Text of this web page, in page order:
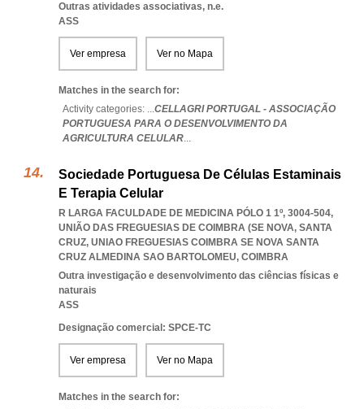
Outras atividades associativas, n.e.
ASS
Ver empresa Ver no Mapa
Matches in the search for:
Activity categories: ...CELLAGRI PORTUGAL - ASSOCIAÇÃO
PORTUGUESA PARA O DESENVOLVIMENTO DA
AGRICULTURA CELULAR...
Sociedade Portuguesa De Células Estaminais
E Terapia Celular
R LARGA FACULDADE DE MEDICINA PÓLO 1 1º, 3004-504,
UNIÃO DAS FREGUESIAS DE COIMBRA (SE NOVA, SANTA
CRUZ, UNIAO FREGUESIAS COIMBRA SE NOVA SANTA
CRUZ ALMEDINA SAO BARTOLOMEU, COIMBRA
Outra investigação e desenvolvimento das ciências físicas e
naturais
ASS
Designação comercial: SPCE-TC
Ver empresa Ver no Mapa
Matches in the search for: